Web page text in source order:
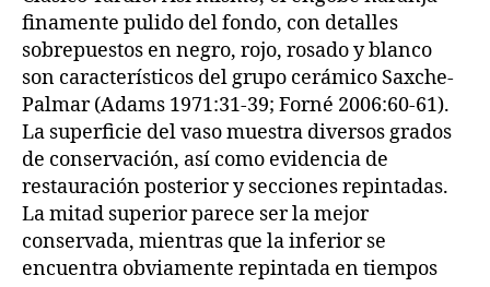
finamente pulido del fondo, con detalles
sobrepuestos en negro, rojo, rosado y blanco
son característicos del grupo cerámico Saxche-
Palmar (Adams 1971:31-39; Forné 2006:60-61).
La superficie del vaso muestra diversos grados
de conservación, así como evidencia de
restauración posterior y secciones repintadas.
La mitad superior parece ser la mejor
conservada, mientras que la inferior se
encuentra obviamente repintada en tiempos